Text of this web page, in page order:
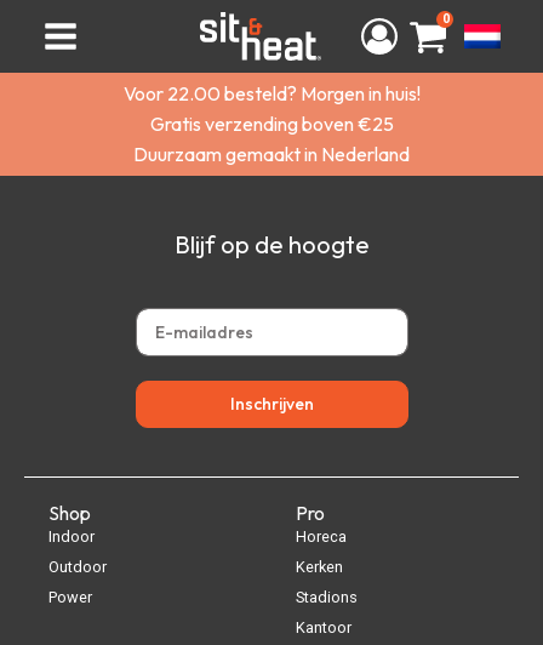
0
Voor 22.00 besteld? Morgen in huis!
Gratis verzending boven €25
Duurzaam gemaakt in Nederland
Blijf op de hoogte
Inschrijven
Shop
Indoor
Outdoor
Power
Pro
Horeca
Kerken
Stadions
Kantoor